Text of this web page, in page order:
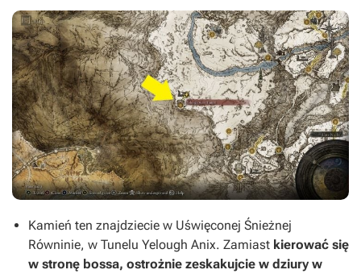
Kamień ten znajdziecie w Uświęconej Śnieżnej
Równinie, w Tunelu Yelough Anix. Zamiast kierować się
w stronę bossa, ostrożnie zeskakujcie w dziury w